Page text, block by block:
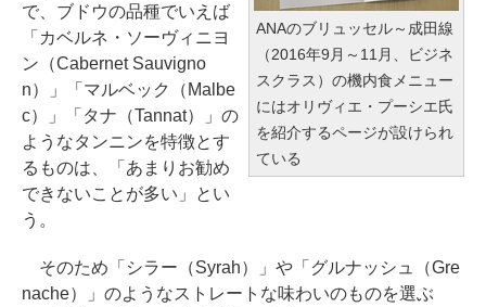
ANAのブリュッセル～成田線
（2016年9月～11月、ビジネ
スクラス）の機内食メニュー
にはオリヴィエ・プーシエ氏
を紹介するページが設けられ
ている
で、ブドウの品種でいえば
「カベルネ・ソーヴィニヨ
ン（Cabernet Sauvigno
n）」「マルベック（Malbe
c）」「タナ（Tannat）」の
ようなタンニンを特徴とす
るものは、「あまりお勧め
できないことが多い」とい
う。
そのため「シラー（Syrah）」や「グルナッシュ（Gre
nache）」のようなストレートな味わいのものを選ぶ